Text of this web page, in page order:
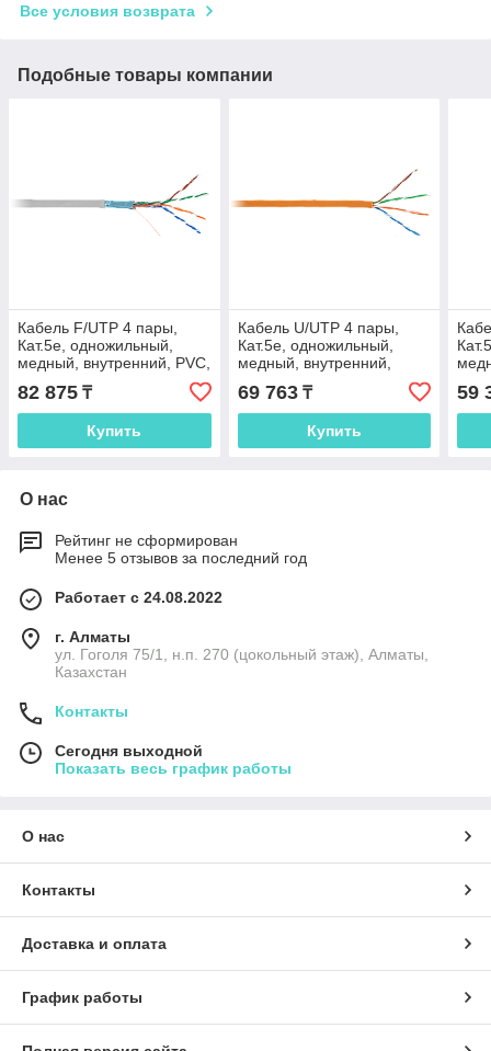
Все условия возврата
Подобные товары компании
Кабель F/UTP 4 пары,
Кат.5e, одножильный,
медный, внутренний, PVC,
серый, 305м EC-UF004-
5E-PVC-GY
82 875 ₸
Купить
Кабель U/UTP 4 пары,
Кат.5e, одножильный,
медный, внутренний,
LSZH, оранжевый, 305м
EC-UU004-5E-LSZH-OR
69 763₸
Купить
5E-
59
О нас
Рейтинг не сформирован
Менее 5 отзывов за последний год
Работает с 24.08.2022
г. Алматы
ул. Гоголя 75/1, н.п. 270 (цокольный этаж), Алматы,
Казахстан
Контакты
Сегодня выходной
Показать весь график работы
О нас
Контакты
Доставка и оплата
График работы